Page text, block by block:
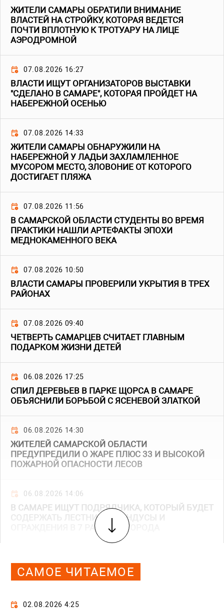
ЖИТЕЛИ САМАРЫ ОБРАТИЛИ ВНИМАНИЕ
ВЛАСТЕЙ НА СТРОЙКУ, КОТОРАЯ ВЕДЕТСЯ
ПОЧТИ ВПЛОТНУЮ К ТРОТУАРУ НА ЛИЦЕ
АЭРОДРОМНОЙ
07.08.2026 16:27
ВЛАСТИ ИЩУТ ОРГАНИЗАТОРОВ ВЫСТАВКИ
"СДЕЛАНО В САМАРЕ", КОТОРАЯ ПРОЙДЕТ НА
НАБЕРЕЖНОЙ ОСЕНЬЮ
07.08.2026 14:33
ЖИТЕЛИ САМАРЫ ОБНАРУЖИЛИ НА
НАБЕРЕЖНОЙ У ЛАДЬИ ЗАХЛАМЛЕННОЕ
МУСОРОМ МЕСТО, ЗЛОВОНИЕ ОТ КОТОРОГО
ДОСТИГАЕТ ПЛЯЖА
07.08.2026 11:56
В САМАРСКОЙ ОБЛАСТИ СТУДЕНТЫ ВО ВРЕМЯ
ПРАКТИКИ НАШЛИ АРТЕФАКТЫ ЭПОХИ
МЕДНОКАМЕННОГО ВЕКА
07.08.2026 10:50
ВЛАСТИ САМАРЫ ПРОВЕРИЛИ УКРЫТИЯ В ТРЕХ
РАЙОНАХ
07.08.2026 09:40
ЧЕТВЕРТЬ САМАРЦЕВ СЧИТАЕТ ГЛАВНЫМ
ПОДАРКОМ ЖИЗНИ ДЕТЕЙ
06.08.2026 17:25
СПИЛ ДЕРЕВЬЕВ В ПАРКЕ ЩОРСА В САМАРЕ
ОБЪЯСНИЛИ БОРЬБОЙ С ЯСЕНЕВОЙ ЗЛАТКОЙ
06.08.2026 14:30
ЖИТЕЛЕЙ САМАРСКОЙ ОБЛАСТИ
ПРЕДУПРЕДИЛИ О ЖАРЕ ПЛЮС 33 И ВЫСОКОЙ
ПОЖАРНОЙ ОПАСНОСТИ ЛЕСОВ
06.08.2026 14:06
В САМАРЕ ИЩУТ ПОДРЯДЧИКА, КОТОРЫЙ БУДЕТ
СОДЕРЖАТЬ ЛЕСТНИЦЫ, ПАНДУСЫ И
ОГРАЖДЕНИЯ В 7 РАЙОНАХ ГОРОДА
САМОЕ ЧИТАЕМОЕ
02.08.2026 4:25